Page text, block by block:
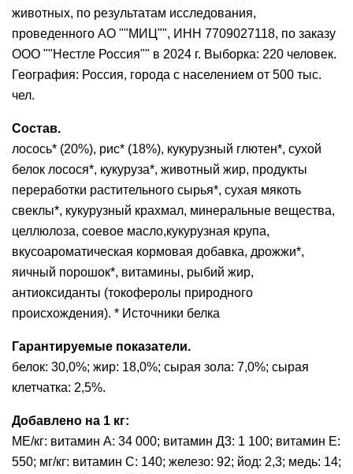
животных, по результатам исследования,
проведенного АО ""МИЦ"", ИНН 7709027118, по заказу
ООО ""Нестле Россия"" в 2024 г. Выборка: 220 человек.
География: Россия, города с населением от 500 тыс.
чел.
Состав.
лосось* (20%), рис* (18%), кукурузный глютен*, сухой
белок лосося*, кукуруза*, животный жир, продукты
переработки растительного сырья*, сухая мякоть
свеклы*, кукурузный крахмал, минеральные вещества,
целлюлоза, соевое масло,кукурузная крупа,
вкусоароматическая кормовая добавка, дрожжи*,
яичный порошок*, витамины, рыбий жир,
антиоксиданты (токоферолы природного
происхождения). * Источники белка
Гарантируемые показатели.
белок: 30,0%; жир: 18,0%; сырая зола: 7,0%; сырая
клетчатка: 2,5%.
Добавлено на 1 кг:
МЕ/кг: витамин A: 34 000; витамин Д3: 1 100; витамин E:
550; мг/кг: витамин C: 140; железо: 92; йод: 2,3; медь: 14;